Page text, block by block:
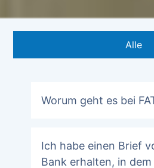
Alle
Worum geht es bei
Ich habe einen Brief
Bank erhalten, in